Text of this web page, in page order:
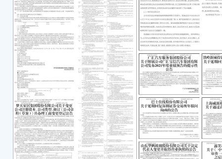
■
公司
股份
第
司就
于
券交
由
现场
将延
披露